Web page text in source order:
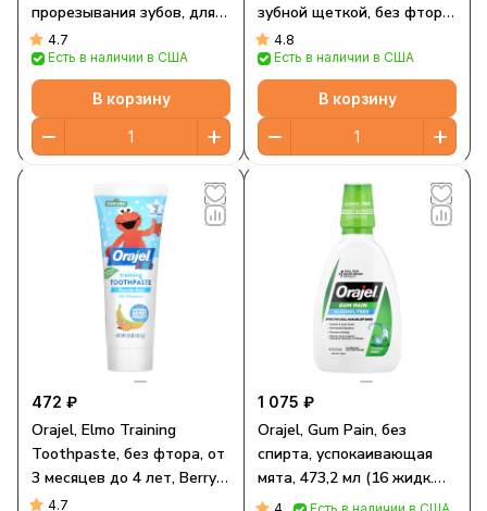
прорезывания зубов, для
детей от 0 лет, 9,4 г (0,33
унции)
4.7
Есть в наличии в США
В корзину
зубной щеткой, без фтора,
для детей от 0 до 3 лет,
арбуз, набор из 2
предметов, 28,3 г (1 унция)
4.8
Есть в наличии в США
В корзину
472 ₽
Orajel, Elmo Training
Toothpaste, без фтора, от
3 месяцев до 4 лет, Berry
Fun, 42,5 г (1,5 унции)
4.7
1 075 ₽
Orajel, Gum Pain, без
спирта, успокаивающая
мята, 473,2 мл (16 жидк.
унций)
4